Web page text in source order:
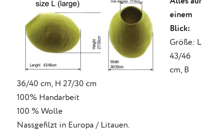
einem
Blick:
Größe: L
43/46
cm, B
36/40 cm, H 27/30 cm
100% Handarbeit
100 % Wolle
Nassgefilzt in Europa / Litauen.